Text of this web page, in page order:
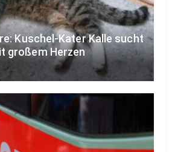
Kuschel-Kater Kalle sucht
großem Herzen